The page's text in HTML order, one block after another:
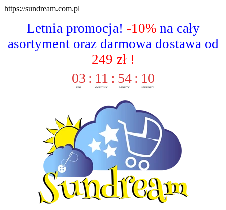
https://sundream.com.pl
content
Letnia promocja! -10%na cały
asortyment oraz darmowa dostawa od
249 zł !
03
DNI
: 11
GODZINY
: 54
MINUTY
: 09
SEKUNDY